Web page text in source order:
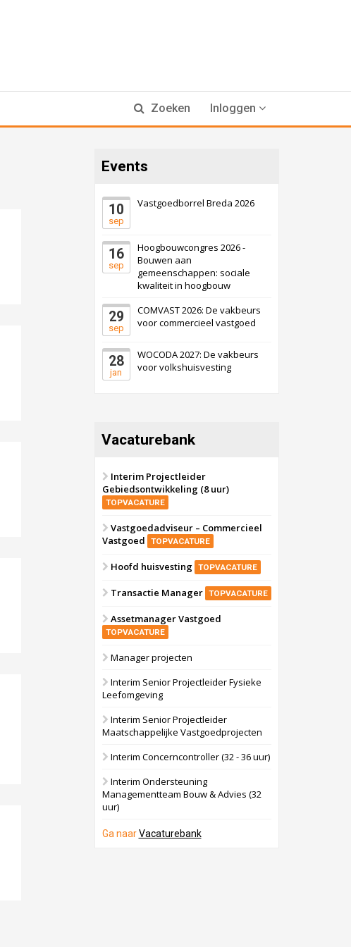
Zoeken Inloggen
Events
10
sep
Vastgoedborrel Breda 2026
16
sep
Hoogbouwcongres 2026 -
Bouwen aan
gemeenschappen: sociale
kwaliteit in hoogbouw
29
sep
COMVAST 2026: De vakbeurs
voor commercieel vastgoed
28
jan
WOCODA 2027: De vakbeurs
voor volkshuisvesting
Vacaturebank
Interim Projectleider
Gebiedsontwikkeling (8 uur)
TOPVACATURE
Vastgoedadviseur – Commercieel
Vastgoed
TOPVACATURE
Hoofd huisvesting TOPVACATURE
Transactie Manager TOPVACATURE
Assetmanager Vastgoed
TOPVACATURE
Manager projecten
Interim Senior Projectleider Fysieke
Leefomgeving
Interim Senior Projectleider
Maatschappelijke Vastgoedprojecten
Interim Concerncontroller (32 - 36 uur)
Interim Ondersteuning
Managementteam Bouw & Advies (32
uur)
Ga naarVacaturebank